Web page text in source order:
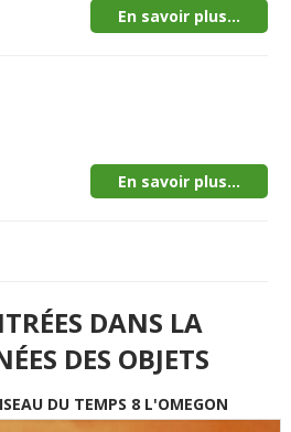
En savoir plus...
En savoir plus...
DANS LA
DES OBJETS
DU TEMPS 8 L'OMEGON